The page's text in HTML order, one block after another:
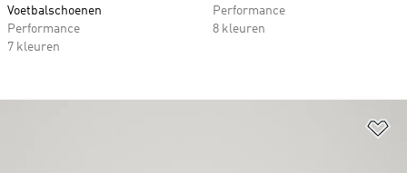
Voetbalschoenen
Performance
7 kleuren
Performance
8 kleuren